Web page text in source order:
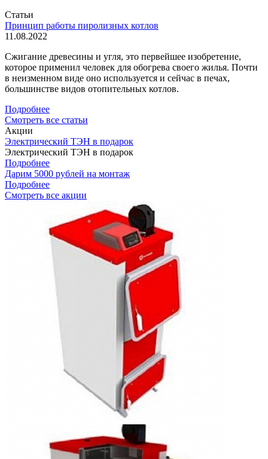
Статьи
Принцип работы пиролизных котлов
11.08.2022
Сжигание древесины и угля, это первейшее изобретение,
которое применил человек для обогрева своего жилья. Почти
в неизменном виде оно используется и сейчас в печах,
большинстве видов отопительных котлов.
Подробнее
Смотреть все статьи
Акции
Электрический ТЭН в подарок
Электрический ТЭН в подарок
Подробнее
Дарим 5000 рублей на монтаж
Подробнее
Смотреть все акции